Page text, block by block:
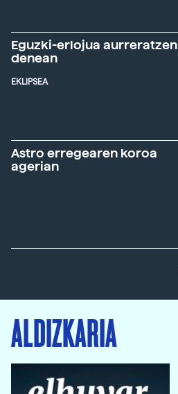
Eguzki-erlojua aurreratzen
denean
EKLIPSEA
Astro erregearen koroa
agerian
ALDIZKARIA